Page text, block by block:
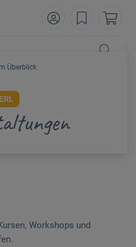
Überblick
Workshops und